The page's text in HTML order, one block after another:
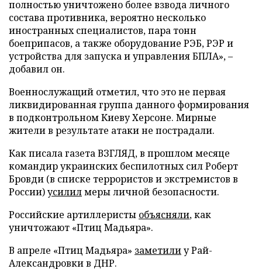
полностью уничтожено более взвода личного
состава противника, вероятно несколько
иностранных специалистов, пара тонн
боеприпасов, а также оборудование РЭБ, РЭР и
устройства для запуска и управления БПЛА», –
добавил он.
Военнослужащий отметил, что это не первая
ликвидированная группа данного формирования
в подконтрольном Киеву Херсоне. Мирные
жители в результате атаки не пострадали.
Как писала газета ВЗГЛЯД, в прошлом месяце
командир украинских беспилотных сил Роберт
Бровди (в списке террористов и экстремистов в
России)усилилмеры личной безопасности.
Российские артиллеристы объясняли, как
уничтожают «Птиц Мадьяра».
В апреле «Птиц Мадьяра» заметилиу Рай-
Александровки в ДНР.